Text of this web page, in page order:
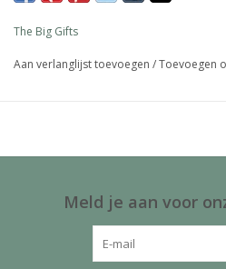
The Big Gifts
Aan verlanglijst toevoegen /Toevoegen
Meld je aan voor